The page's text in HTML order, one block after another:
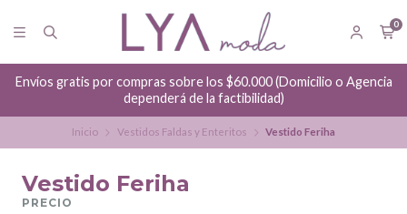
0
Envíos gratis por compras sobre los $60.000 (Domicilio o Agencia
dependerá de la factibilidad)
Inicio Vestidos Faldas y Enteritos Vestido Feriha
Vestido Feriha
PRECIO